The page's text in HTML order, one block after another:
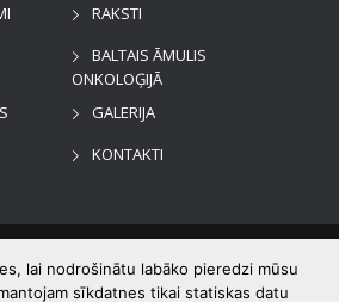
RAKSTI
BALTAIS ĀMULIS
ONKOLOĢIJĀ
GALERIJA
KONTAKTI
aptieka. Visas tiesības
lai nodrošinātu labāko pieredzi mūsu
sīkdatnes tikai statiskas datu